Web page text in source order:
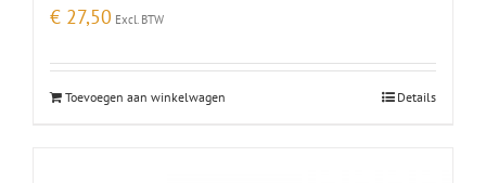
€ 27,50 Excl. BTW
Toevoegen aan winkelwagen Details